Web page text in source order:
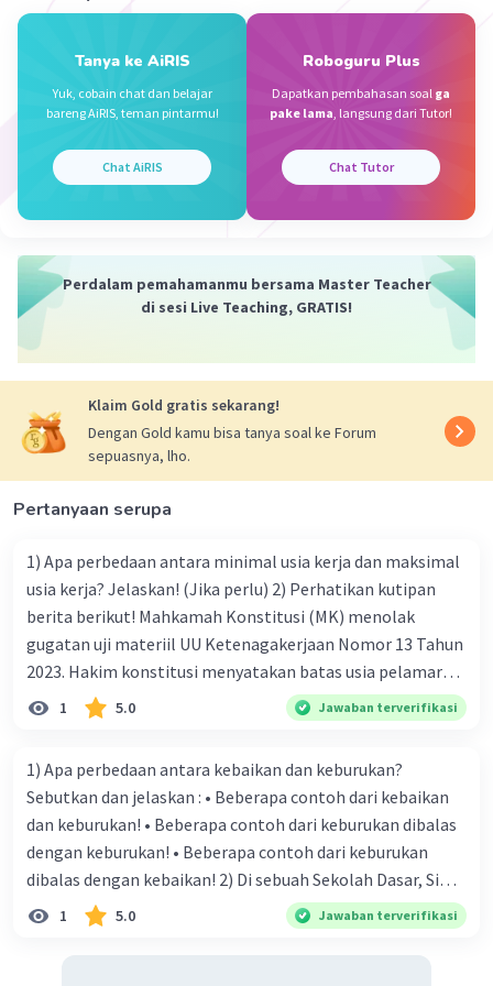
penerangan, sehingga ia menghabiskan waktu selama
mengembangkan penemuan bola lampu pijar. Pada
tanggal 21 Oktober 1879, lampu pijar listrik pertama
yang dapat menyala selama 40 jam berhasil ia ciptakan.
Kesimpulan:
Pernyataan umum pada paragraf di atas adalah tentang
kehidupan dan penemuan Thomas Alva Edison,
Beri Rating·0.0(0) Balas
Iklan
04 Februari 2024 12:32
Untuk pertanyaan umum pada bacaan Thomas
Beri Rating · Balas
Tanya ke AiRIS
Yuk, cobain chat dan belajar
bareng AiRIS, teman pintarmu!
Chat AiRIS
Roboguru Plus
Dapatkan pembahasan soal ga
pake lama, langsung dari Tutor!
Chat Tutor
Perdalam pemahamanmu bersama Master Teacher
di sesi Live Teaching, GRATIS!
Klaim Gold gratis sekarang!
Dengan Gold kamu bisa tanya soal ke Forum
sepuasnya, lho.
Pertanyaan serupa
1) Apa perbedaan antara minimal usia kerja dan maksimal
usia kerja? Jelaskan! (Jika perlu) 2) Perhatikan kutipan
berita berikut! Mahkamah Konstitusi (MK) menolak
gugatan uji materiil UU Ketenagakerjaan Nomor 13 Tahun
2023. Hakim konstitusi menyatakan batas usia pelamar
kerja tidak termasuk bentuk diskriminasi. "Menolak
permohonan pemohon untuk seluruhnya," ujar Ketua MK
35/PUU-XXII/2024 di Gedung MK RI, Jakarta, Selasa (30/7).
Permohonan itu menggugat Pasal 35 Ayat (1) yang
menyatakan tiap pemberi kerja bisa merekrut sendiri
tenaga kerja yang dibutuhkan atau melalui pelaksana
penempatan kerja. Pemohon mempersoalkan isu
diskriminasi dalam mendapatkan pekerjaan. Hakim
1 5.0 Jawaban terverifikasi
1) Apa perbedaan antara kebaikan dan keburukan?
Sebutkan dan jelaskan : • Beberapa contoh dari kebaikan
dan keburukan! • Beberapa contoh dari keburukan dibalas
dengan keburukan! • Beberapa contoh dari keburukan
dibalas dengan kebaikan! 2) Di sebuah Sekolah Dasar, Si
Akbar datang terlambat. Guru killer pun memukul siswa
dengan penggaris kayu sampai 10x. Siswa lain hanya
1 5.0 Jawaban terverifikasi